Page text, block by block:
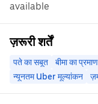
available
ज़रूरी शर्तें
पते का सबूत बीमा का प्रमाण
न्यूनतम Uber मूल्यांकन